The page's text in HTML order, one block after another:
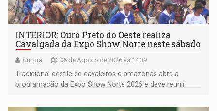
INTERIOR: Ouro Preto do Oeste realiza
Cavalgada da Expo Show Norte neste sábado
Cultura 06 de Agosto de 2026 às 14:39
Tradicional desfile de cavaleiros e amazonas abre a
programação da Expo Show Norte 2026 e deve reunir